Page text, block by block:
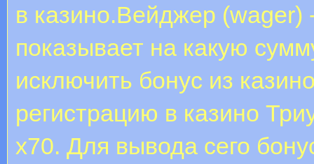
в казино.Вейджер (wager)
показывает на какую
исключить бонус из
регистрацию в казино
х70. Для вывода сего